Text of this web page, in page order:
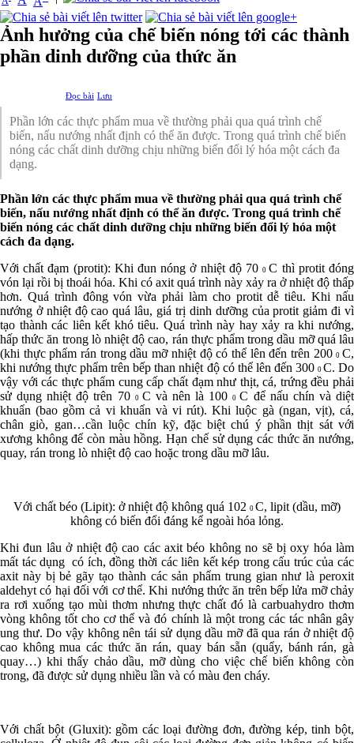
Ảnh hưởng của chế biến nóng tới các thành
phần dinh dưỡng của thức ăn
Đọc bài Lưu
Phần lớn các thực phẩm mua về thường phải qua quá trình chế
biến, nấu nướng nhất định có thể ăn được. Trong quá trình chế biến
nóng các chất dinh dưỡng chịu những biến đổi lý hóa một cách đa
dạng.
Phần lớn các thực phẩm mua về thường phải qua quá trình chế
biến, nấu nướng nhất định có thể ăn được. Trong quá trình chế
biến nóng các chất dinh dưỡng chịu những biến đổi lý hóa một
cách đa dạng.
Với chất đạm (protit): Khi đun nóng ở nhiệt độ 700C thì protit đóng
vón lại rồi bị thoái hóa. Khi có axit quá trình này xảy ra ở nhiệt độ thấp
hơn. Quá trình đông vón vừa phải làm cho protit dễ tiêu. Khi nấu
nướng ở nhiệt độ cao quá lâu, giá trị dinh dưỡng của protit giảm đi vì
tạo thành các liên kết khó tiêu. Quá trình này hay xảy ra khi nướng,
hấp thức ăn trong lò nhiệt độ cao, rán thực phẩm trong dầu mỡ quá lâu
(khi thực phẩm rán trong dầu mỡ nhiệt độ có thể lên đến trên 2000 C,
khi nướng thực phẩm trên bếp than nhiệt độ có thể lên đến 300 0 C. Do
vậy với các thực phẩm cung cấp chất đạm như thịt, cá, trứng đều phải
sử dụng nhiệt độ trên 70 0 C và nên là 1000C để nấu chín và diệt
khuẩn (bao gồm cả vi khuẩn và vi rút). Khi luộc gà (ngan, vịt), cá,
chân giò, gan…cần luộc chín kỹ, đặc biệt chú ý phần thịt sát với
xương không để còn màu hồng. Hạn chế sử dụng các thức ăn nướng,
quay, rán trong lò nhiệt độ cao hoặc trong dầu mỡ lâu.
Với chất béo (Lipit): ở nhiệt độ không quá 102 0 C, lipit (dầu, mỡ)
không có biến đổi đáng kể ngoài hóa lỏng.
Khi đun lâu ở nhiệt độ cao các axit béo không no sẽ bị oxy hóa làm
mất tác dụng có ích, đồng thời các liên kết kép trong cấu trúc của các
axit này bị bẻ gãy tạo thành các sản phẩm trung gian như là peroxit
aldehyt có hại đối với cơ thể. Khi nướng thức ăn trên bếp lửa mỡ chảy
ra rơi xuống tạo mùi thơm nhưng thực chất đó là carbuahydro thơm
vòng không tốt cho cơ thể và đó chính là một trong các tác nhân gây
ung thư. Do vậy không nên tái sử dụng dầu mỡ đã qua rán ở nhiệt độ
cao không mua các thức ăn rán, quay bán sẵn (quẩy, bánh rán, gà
quay…) khi thấy chảo dầu, mỡ dùng cho việc chế biến không còn
trong, đã được sử dụng nhiều lần và có màu đen cháy.
Với chất bột (Gluxit): gồm các loại đường đơn, đường kép, tinh bột,